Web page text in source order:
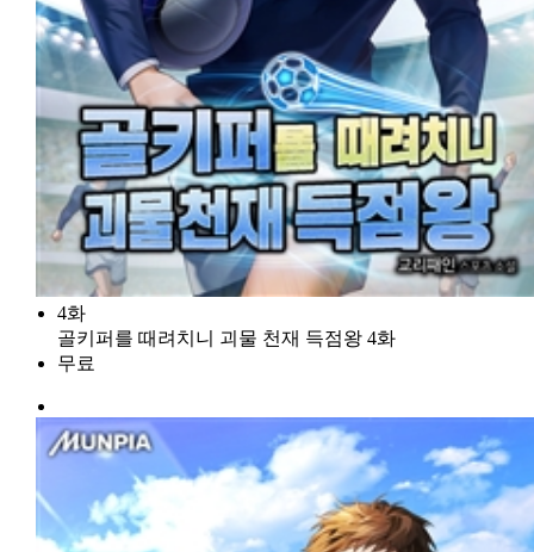
4화
골키퍼를 때려치니 괴물 천재 득점왕 4화
무료